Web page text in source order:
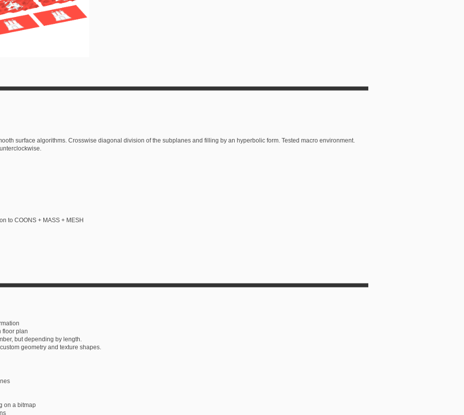
surface algorithms. Crosswise diagonal division of the subplanes and filling by an hyperbolic form. Tested macro environment.
to COONS + MASS + MESH
floor plan
but depending by length.
geometry and texture shapes.
on a bitmap